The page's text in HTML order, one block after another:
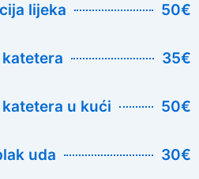
lijeka 50€
35€
u kući 50€
uda 30€